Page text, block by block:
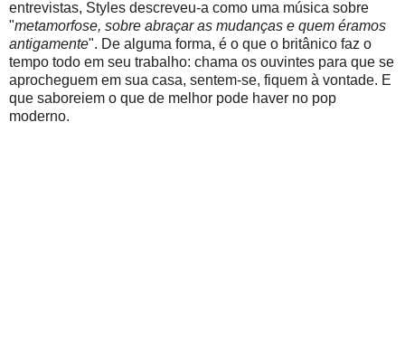
entrevistas, Styles descreveu-a como uma música sobre
"metamorfose, sobre abraçar as mudanças e quem éramos
antigamente". De alguma forma, é o que o britânico faz o
tempo todo em seu trabalho: chama os ouvintes para que se
aprocheguem em sua casa, sentem-se, fiquem à vontade. E
que saboreiem o que de melhor pode haver no pop
moderno.